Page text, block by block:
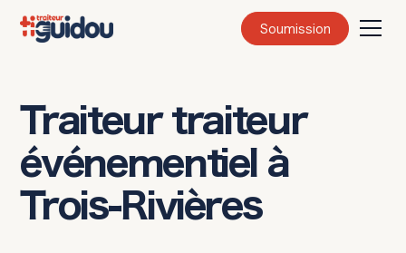
Soumission
Traiteur traiteur
événementiel à
Trois-Rivières